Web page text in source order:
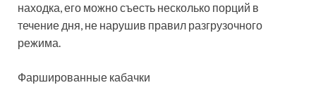
находка, его можно съесть несколько порций в
течение дня, не нарушив правил разгрузочного
режима.
Фаршированные кабачки